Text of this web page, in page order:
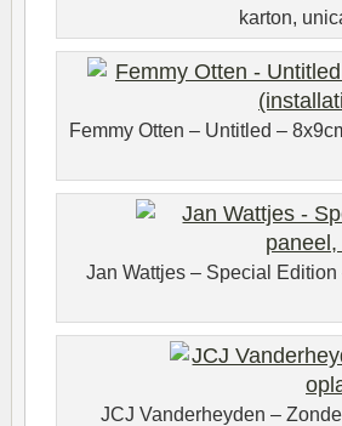
karton,
Femmy Otten – Untitled –
Jan Wattjes – Special
JCJ Vanderheyden –